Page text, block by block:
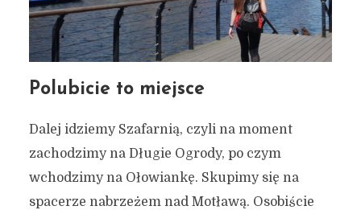
Polubicie to miejsce
Dalej idziemy Szafarnią, czyli na moment
zachodzimy na Długie Ogrody, po czym
wchodzimy na Ołowiankę. Skupimy się na
spacerze nabrzeżem nad Motławą. Osobiście